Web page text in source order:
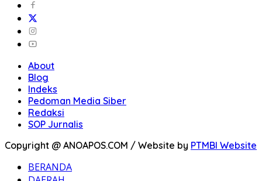
About
Blog
Indeks
Pedoman Media Siber
Redaksi
SOP Jurnalis
Copyright @ ANOAPOS.COM / Website by PTMBI Website
BERANDA